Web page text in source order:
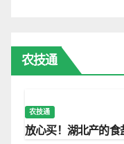
农技通
农技通
放心买！湖北产的食